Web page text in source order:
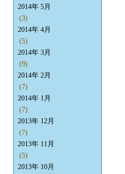
2014年 5月
(3)
2014年 4月
(5)
2014年 3月
(9)
2014年 2月
(7)
2014年 1月
(7)
2013年 12月
(7)
2013年 11月
(5)
2013年 10月